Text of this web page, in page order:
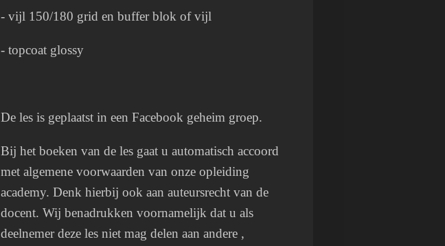
- vijl 150/180 grid en buffer blok of vijl
- topcoat glossy
De les is geplaatst in een Facebook geheim groep.
Bij het boeken van de les gaat u automatisch accoord
met algemene voorwaarden van onze opleiding
academy. Denk hierbij ook aan auteursrecht van de
docent. Wij benadrukken voornamelijk dat u als
deelnemer deze les niet mag delen aan andere ,